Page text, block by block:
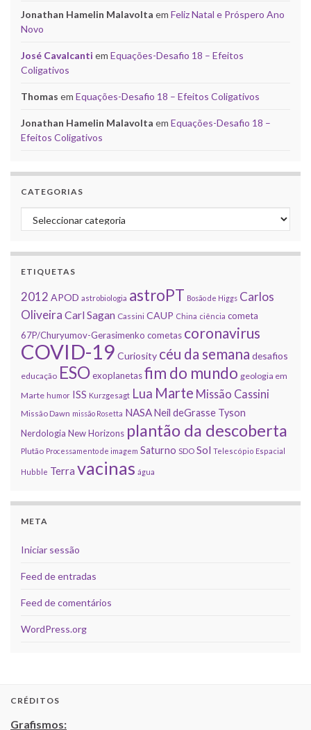
Jonathan Hamelin Malavolta em Feliz Natal e Próspero Ano
Novo
José Cavalcanti em Equações-Desafio 18 – Efeitos
Coligativos
Thomas em Equações-Desafio 18 – Efeitos Coligativos
Jonathan Hamelin Malavolta em Equações-Desafio 18 –
Efeitos Coligativos
CATEGORIAS
Categorias
ETIQUETAS
2012 APOD astrobiologia astroPT Bosão de Higgs Carlos
Oliveira Carl Sagan Cassini CAUP China ciência cometa
67P/Churyumov-Gerasimenko cometas coronavirus
COVID-19 Curiosity céu da semana desafios
educação ESOexoplanetasfim do mundo geologia em
Marte humor ISS Kurzgesagt Lua Marte Missão Cassini
Missão Dawn missão Rosetta NASANeil deGrasse Tyson
Nerdologia New Horizons plantão da descoberta
Plutão Processamento de imagem Saturno SDO Sol Telescópio Espacial
Hubble Terra vacinas água
META
Iniciar sessão
Feed de entradas
Feed de comentários
WordPress.org
CRÉDITOS
Grafismos: